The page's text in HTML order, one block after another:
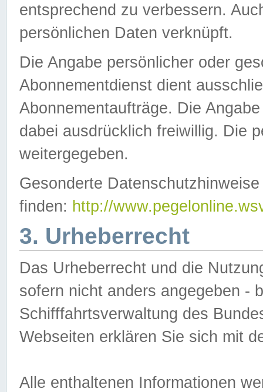
entsprechend zu verbessern.
persönlichen Daten verknüpft.
Die Angabe persönlicher oder
Abonnementdienst dient
Abonnementaufträge. Die
dabei ausdrücklich freiwillig. Die
weitergegeben.
Gesonderte
finden: http://
3. Urheberrecht
Das Urheberrecht und die
sofern nicht anders angegeben -
Schifffahrtsverwaltung des
Webseiten erklären Sie sich mit
Alle enthaltenen Informationen